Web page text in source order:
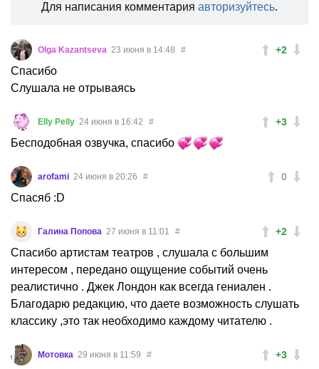
Для написания комментария авторизуйтесь.
+2
Olga Kazantseva 23 июня в 14:48 #
Спасибо
Слушала не отрываясь
+3
Elly Pelly 24 июня в 16:42 #
Бесподобная озвучка, спасибо
0
arofami 24 июня в 20:26 #
Спасяб :D
+2
Галина Попова 27 июня в 11:01 #
Спасибо артистам театров , слушала с большим
интересом , передано ощущение событий очень
реалистично . Джек Лондон как всегда гениален .
Благодарю редакцию, что даете возможность слушать
классику ,это так необходимо каждому читателю .
+3
Мотовка 29 июня в 11:59 #